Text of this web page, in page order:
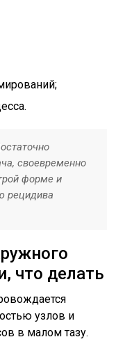
своевременно
форме и
рецидива
что делать
узлов и
в малом тазу.